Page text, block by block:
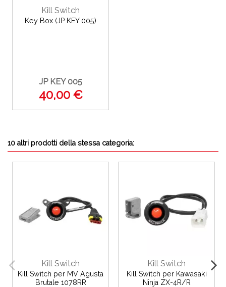
Kill Switch
Key Box (JP KEY 005)
JP KEY 005
40,00 €
10 altri prodotti della stessa categoria:
Kill Switch
Kill Switch per MV Agusta
Brutale 1078RR
Kill Switch
Kill Switch per Kawasaki
Ninja ZX-4R/R